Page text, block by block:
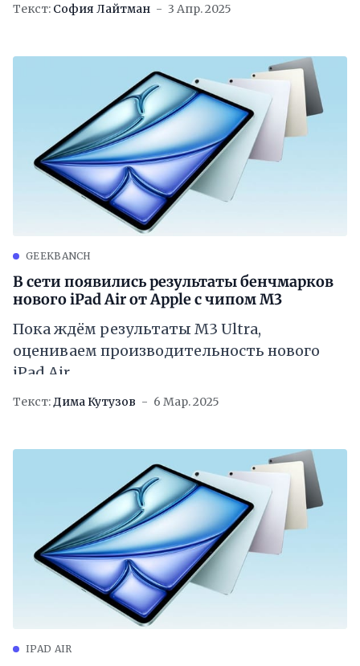
Текст: София Лайтман 3 Апр. 2025
GEEKBANCH
В сети появились результаты бенчмарков
нового iPad Air от Apple с чипом M3
Пока ждём результаты M3 Ultra,
оцениваем производительность нового
iPad Air
Текст:Дима Кутузов 6 Мар. 2025
IPAD AIR